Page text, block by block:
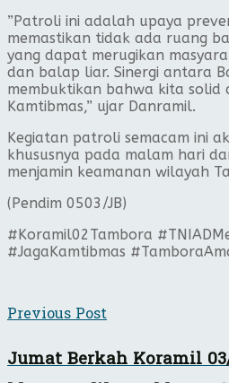
​”Patroli ini adalah upaya
memastikan tidak ada ruang
yang dapat merugikan
dan balap liar. Sinergi antara
membuktikan bahwa kita solid
Kamtibmas,” ujar Danramil.
​Kegiatan patroli semacam ini
khususnya pada malam hari
menjamin keamanan wilayah
(Pendim 0503/JB)
​#Koramil02Tambora
#JagaKamtibmas
Previous Post
Jumat Berkah Koramil